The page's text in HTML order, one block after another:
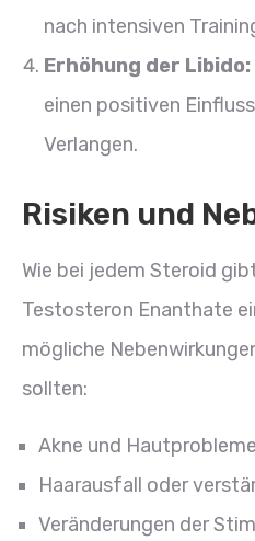
nach intensiven
Erhöhung der Libido:
einen positiven
Verlangen.
Risiken und
Wie bei jedem Steroid
Testosteron Enanthate
mögliche
sollten:
Akne und Hautprobleme
Haarausfall oder
Veränderungen der